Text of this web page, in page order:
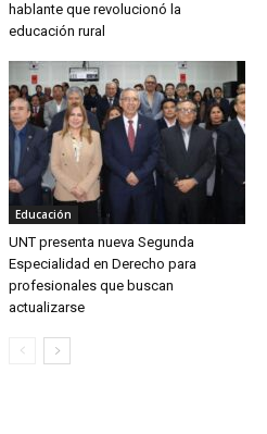
hablante que revolucionó la
educación rural
Educación
UNT presenta nueva Segunda
Especialidad en Derecho para
profesionales que buscan
actualizarse